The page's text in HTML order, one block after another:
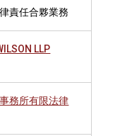
責任合夥業務
LLP
務所有限法律